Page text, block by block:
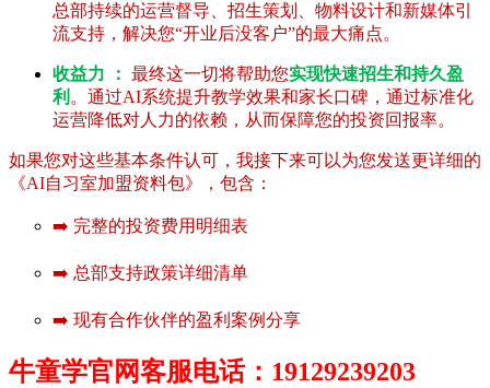
总部持续的运营督导、招生策划、物料设计和新媒体引
流支持，解决您“开业后没客户”的最大痛点。
收益力 ： 最终这一切将帮助您实现快速招生和持久盈
利 。通过AI系统提升教学效果和家长口碑，通过标准化
运营降低对人力的依赖，从而保障您的投资回报率。
如果您对这些基本条件认可，我接下来可以为您发送更详细的
《AI自习室加盟资料包》，包含：
➡️ 完整的投资费用明细表
➡️ 总部支持政策详细清单
➡️ 现有合作伙伴的盈利案例分享
牛童学官网客服电话：19129239203